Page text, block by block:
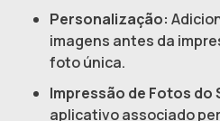
Personalização:
imagens antes da
foto única.
Impressão de Fotos do
aplicativo associado